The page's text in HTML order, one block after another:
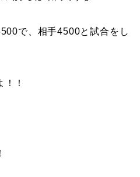
で、相手4500と試合をし
！